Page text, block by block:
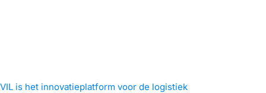
VIL is het innovatieplatform voor de logistiek